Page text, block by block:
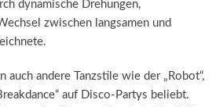
dynamische Drehungen,
zwischen langsamen und
auch andere Tanzstile wie der „Robot“,
auf Disco-Partys beliebt.